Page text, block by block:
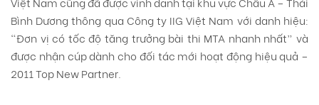
Bình Dương thông qua Công ty IIG Việt Nam với danh hiệu:
“Đơn vị có tốc độ tăng trưởng bài thi MTA nhanh nhất” và
được nhận cúp dành cho đối tác mới hoạt động hiệu quả –
2011 Top New Partner.